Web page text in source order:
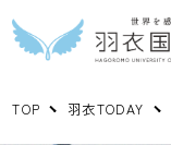
TOP 羽衣TODAY